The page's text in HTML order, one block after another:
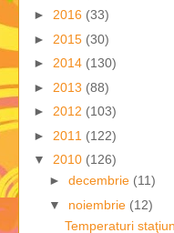
► 2016 (33)
► 2015 (30)
► 2014 (130)
► 2013 (88)
► 2012 (103)
► 2011 (122)
▼ 2010 (126)
► decembrie (11)
▼ noiembrie (12)
Temperaturi